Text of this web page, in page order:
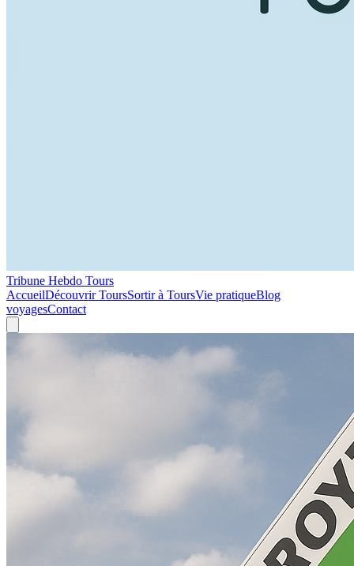
Tribune Hebdo Tours
AccueilDécouvrir ToursSortir à ToursVie pratiqueBlog
voyagesContact